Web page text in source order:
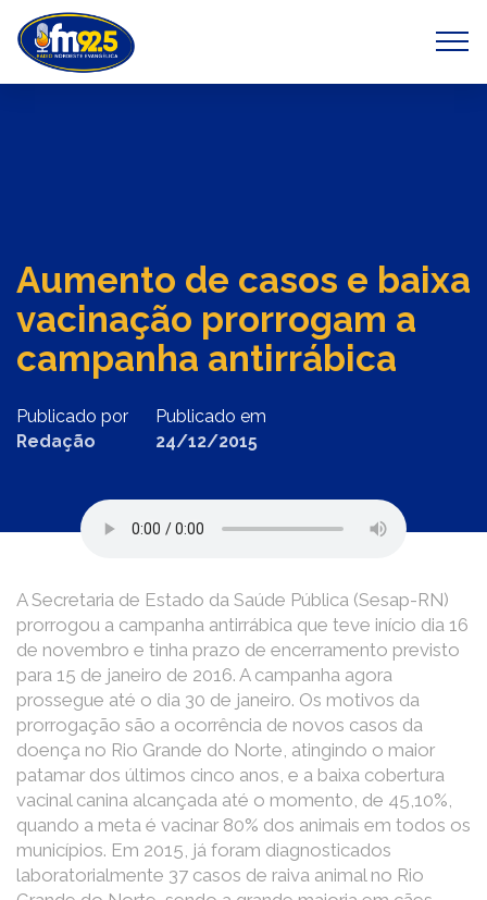
Previous Next
Aumento de casos e baixa
vacinação prorrogam a
campanha antirrábica
Publicado por
Redação
Publicado em
24/12/2015
A Secretaria de Estado da Saúde Pública (Sesap-RN)
prorrogou a campanha antirrábica que teve início dia 16
de novembro e tinha prazo de encerramento previsto
para 15 de janeiro de 2016. A campanha agora
prossegue até o dia 30 de janeiro. Os motivos da
prorrogação são a ocorrência de novos casos da
doença no Rio Grande do Norte, atingindo o maior
patamar dos últimos cinco anos, e a baixa cobertura
vacinal canina alcançada até o momento, de 45,10%,
quando a meta é vacinar 80% dos animais em todos os
municípios. Em 2015, já foram diagnosticados
laboratorialmente 37 casos de raiva animal no Rio